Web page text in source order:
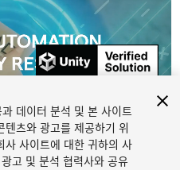
18 데이터 분석 및 본 사이트
텐츠와 광고를 제공하기 위
사 사이트에 대한 귀하의 사
고 및 분석 협력사와 공유